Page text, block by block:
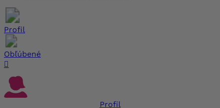
Profil
Obľúbené

Profil